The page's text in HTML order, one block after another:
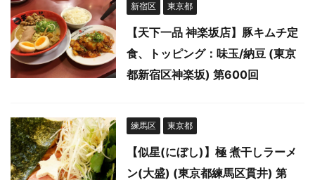
新宿区 東京都
【天下一品 神楽坂店】豚キムチ定
食、トッピング：味玉/納豆 (東京
都新宿区神楽坂) 第600回
練馬区 東京都
【似星(にぼし)】極 煮干しラーメ
ン(大盛) (東京都練馬区貫井) 第